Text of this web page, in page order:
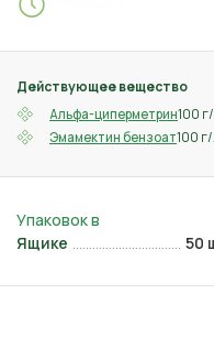
Действующее вещество
Альфа-циперметрин100
Эмамектин бензоат100
Ящике 50